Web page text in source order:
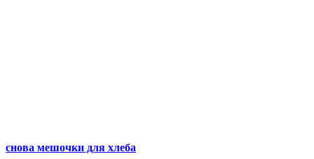
снова мешочки для хлеба